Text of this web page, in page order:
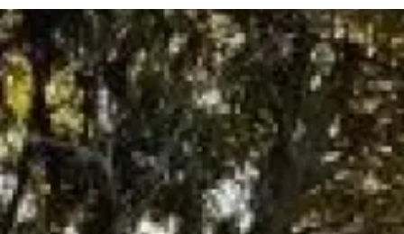
Accueil Chauffe-eau Entretien
ENTRETIEN CHAUFFE-EAU GAZ
MARSEILLE 13008
RETOUR
ENTRETIEN CHAUFFE-EAU GAZ MARSEILLE
13008
UN DEVIS ? UNE INTERVENTION ?